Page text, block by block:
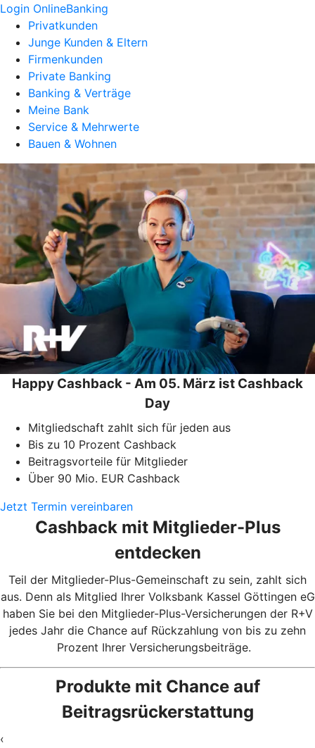
Login OnlineBanking
Privatkunden
Junge Kunden & Eltern
Firmenkunden
Private Banking
Banking & Verträge
Meine Bank
Service & Mehrwerte
Bauen & Wohnen
Happy Cashback - Am 05. März ist Cashback
Day
Mitgliedschaft zahlt sich für jeden aus
Bis zu 10 Prozent Cashback
Beitragsvorteile für Mitglieder
Über 90 Mio. EUR Cashback
Jetzt Termin vereinbaren
Cashback mit Mitglieder-Plus
entdecken
Teil der Mitglieder-Plus-Gemeinschaft zu sein, zahlt sich
aus. Denn als Mitglied Ihrer Volksbank Kassel Göttingen eG
haben Sie bei den Mitglieder-Plus-Versicherungen der R+V
jedes Jahr die Chance auf Rückzahlung von bis zu zehn
Prozent Ihrer Versicherungsbeiträge.
Produkte mit Chance auf
Beitragsrückerstattung
‹